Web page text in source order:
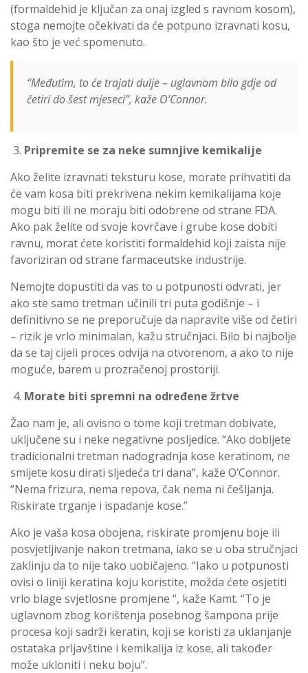
(formaldehid je ključan za onaj izgled s ravnom kosom),
stoga nemojte očekivati da će potpuno izravnati kosu,
kao što je već spomenuto.
“Međutim, to će trajati dulje – uglavnom bilo gdje od
četiri do šest mjeseci”, kaže O’Connor.
Pripremite se za neke sumnjive kemikalije
Ako želite izravnati teksturu kose, morate prihvatiti da
će vam kosa biti prekrivena nekim kemikalijama koje
mogu biti ili ne moraju biti odobrene od strane FDA.
Ako pak želite od svoje kovrčave i grube kose dobiti
ravnu, morat ćete koristiti formaldehid koji zaista nije
favoriziran od strane farmaceutske industrije.
Nemojte dopustiti da vas to u potpunosti odvrati, jer
ako ste samo tretman učinili tri puta godišnje – i
definitivno se ne preporučuje da napravite više od četiri
– rizik je vrlo minimalan, kažu stručnjaci. Bilo bi najbolje
da se taj cijeli proces odvija na otvorenom, a ako to nije
moguće, barem u prozračenoj prostoriji.
Morate biti spremni na određene žrtve
Žao nam je, ali ovisno o tome koji tretman dobivate,
uključene su i neke negativne posljedice. “Ako dobijete
tradicionalni tretman nadogradnja kose keratinom, ne
smijete kosu dirati sljedeća tri dana”, kaže O’Connor.
“Nema frizura, nema repova, čak nema ni češljanja.
Riskirate trganje i ispadanje kose.”
Ako je vaša kosa obojena, riskirate promjenu boje ili
posvjetljivanje nakon tretmana, iako se u oba stručnjaci
zaklinju da to nije tako uobičajeno. “Iako u potpunosti
ovisi o liniji keratina koju koristite, možda ćete osjetiti
vrlo blage svjetlosne promjene “, kaže Kamt. “To je
uglavnom zbog korištenja posebnog šampona prije
procesa koji sadrži keratin, koji se koristi za uklanjanje
ostataka prljavštine i kemikalija iz kose, ali također
može ukloniti i neku boju”.